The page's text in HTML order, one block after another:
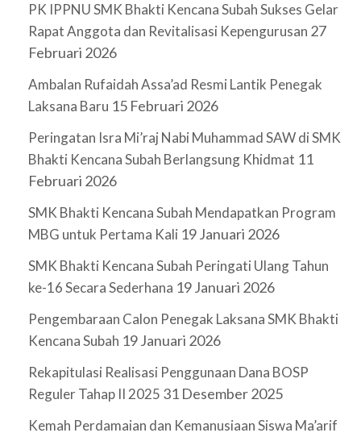
PK IPPNU SMK Bhakti Kencana Subah Sukses Gelar
Rapat Anggota dan Revitalisasi Kepengurusan 27
Februari 2026
Ambalan Rufaidah Assa’ad Resmi Lantik Penegak
Laksana Baru 15 Februari 2026
Peringatan Isra Mi’raj Nabi Muhammad SAW di SMK
Bhakti Kencana Subah Berlangsung Khidmat 11
Februari 2026
SMK Bhakti Kencana Subah Mendapatkan Program
MBG untuk Pertama Kali 19 Januari 2026
SMK Bhakti Kencana Subah Peringati Ulang Tahun
ke-16 Secara Sederhana 19 Januari 2026
Pengembaraan Calon Penegak Laksana SMK Bhakti
Kencana Subah 19 Januari 2026
Rekapitulasi Realisasi Penggunaan Dana BOSP
Reguler Tahap II 2025 31 Desember 2025
Kemah Perdamaian dan Kemanusiaan Siswa Ma’arif